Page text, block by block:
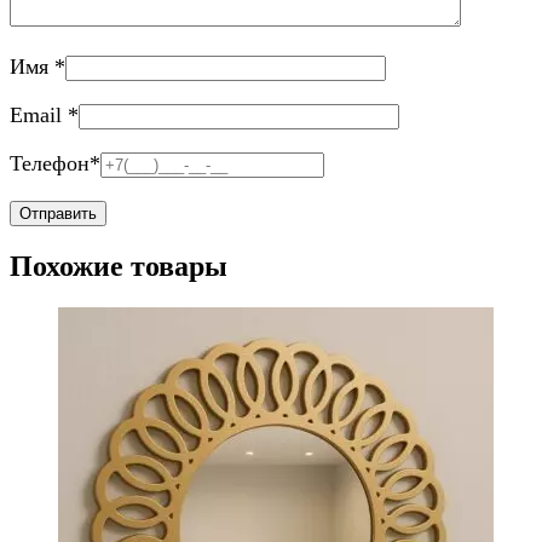
Имя *
Email *
Телефон*
Похожие товары